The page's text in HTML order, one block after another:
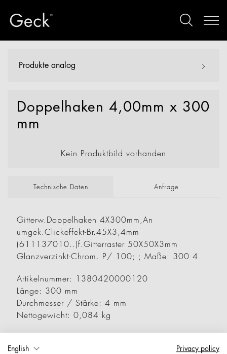
Produkte analog
Doppelhaken 4,00mm x 300
mm
Kein Produktbild vorhanden
Technische Daten Anfrage
Gitterw.Doppelhaken 4X300mm,An
umgek.Clickeffekt-Br.45X3,4mm
(611137010..)f.Gitterraster 50X50X3mm
Glanzverzinkt-Chrom. P/ 100; ; Maße: 300 4
Artikelnummer: 1380420000120
Länge: 300 mm
Durchmesser / Stärke: 4 mm
Nettogewicht: 0,084 kg
Varianten
English
Privacy policy